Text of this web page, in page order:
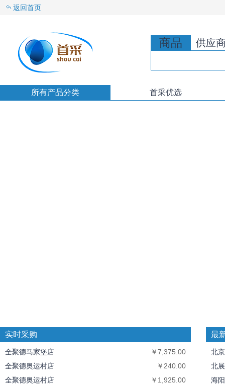
返回首页
商品 供应
所有产品分类 首采优选
实时采购
全聚德马家堡店
￥7,375.00
全聚德奥运村店
￥240.00
全聚德奥运村店
￥1,925.00
最
北
北
海